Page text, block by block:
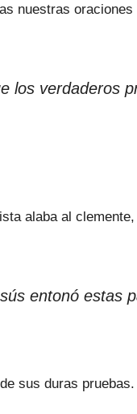
nuestras
los verdaderos
alaba al
entonó estas
sus duras pruebas.